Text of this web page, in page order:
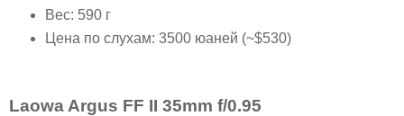
Вес: 590 г
Цена по слухам: 3500 юаней (~$530)
Laowa Argus FF II 35mm f/0.95